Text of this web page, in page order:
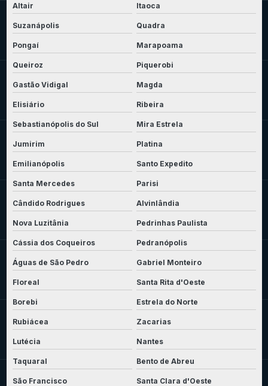
Altair Itaoca
Suzanápolis Quadra
Pongaí Marapoama
Queiroz Piquerobi
Gastão Vidigal Magda
Elisiário Ribeira
Sebastianópolis do Sul Mira Estrela
Jumirim Platina
Emilianópolis Santo Expedito
Santa Mercedes Parisi
Cândido Rodrigues Alvinlândia
Nova Luzitânia Pedrinhas Paulista
Cássia dos Coqueiros Pedranópolis
Águas de São Pedro Gabriel Monteiro
Floreal Santa Rita d'Oeste
Borebi Estrela do Norte
Rubiácea Zacarias
Lutécia Nantes
Taquaral Bento de Abreu
São Francisco Santa Clara d'Oeste